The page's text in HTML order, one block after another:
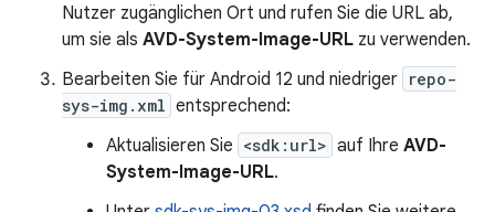
Nutzer zugänglichen Ort und rufen Sie die URL ab,
um sie als AVD-System-Image-URL zu verwenden.
Bearbeiten Sie für Android 12 und niedriger repo-
sys-img.xml entsprechend:
Aktualisieren Sie <sdk:url> auf Ihre AVD-
System-Image-URL.